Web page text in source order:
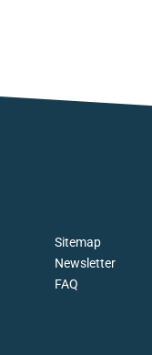
FAQ
Newsletter
Sitemap